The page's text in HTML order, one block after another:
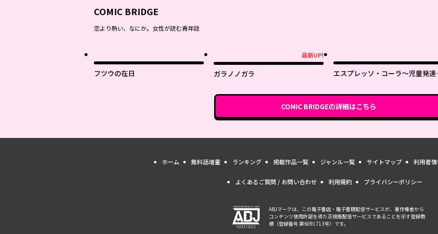
COMIC BRIDGE
恋より熱い、なにか。女性が読む青年誌
フツウの在日
最新UP!
ガラノノガラ
エスプレッソ・コーラ～児童発達
COMIC BRIDGEの詳細はこちら
ホーム 無料話増量 ランキング 掲載作品一覧 ジャンル一覧 サイトマップ 利用者
よくあるご質問 / お問い合わせ 利用規約 プライバシーポリシー
ABJマークは、この電子書店・電子書籍配信サービスが、著作権者から
コンテンツ使用許諾を得た正規版配信サービスであることを示す登録商
標（登録番号 第6091713号）です。